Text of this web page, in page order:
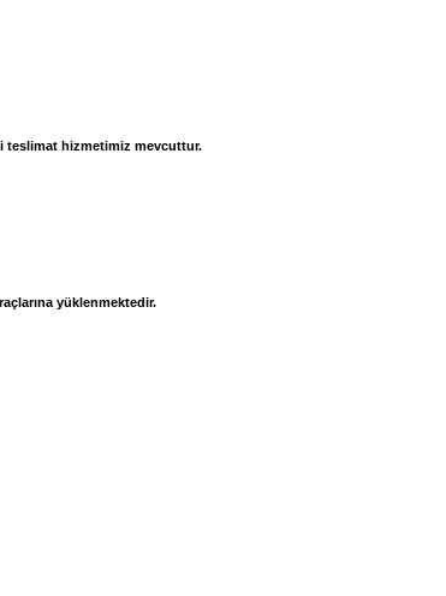
teslimat hizmetimiz mevcuttur.
yüklenmektedir.